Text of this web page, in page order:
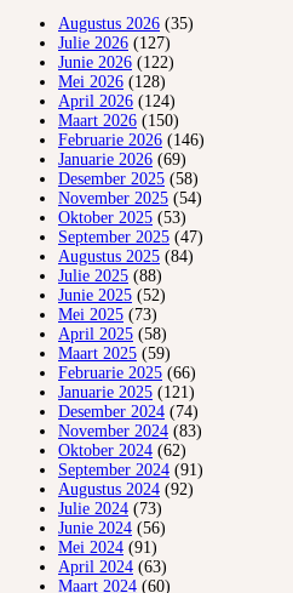
Augustus 2026 (35)
Julie 2026 (127)
Junie 2026 (122)
Mei 2026 (128)
April 2026 (124)
Maart 2026 (150)
Februarie 2026 (146)
Januarie 2026 (69)
Desember 2025 (58)
November 2025 (54)
Oktober 2025 (53)
September 2025 (47)
Augustus 2025 (84)
Julie 2025 (88)
Junie 2025 (52)
Mei 2025 (73)
April 2025 (58)
Maart 2025 (59)
Februarie 2025 (66)
Januarie 2025 (121)
Desember 2024 (74)
November 2024 (83)
Oktober 2024 (62)
September 2024 (91)
Augustus 2024 (92)
Julie 2024 (73)
Junie 2024 (56)
Mei 2024 (91)
April 2024 (63)
Maart 2024 (60)